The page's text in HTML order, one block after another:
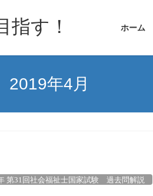
す！ ホーム
2019年4月
第31回社会福祉士国家試験 過去問解説